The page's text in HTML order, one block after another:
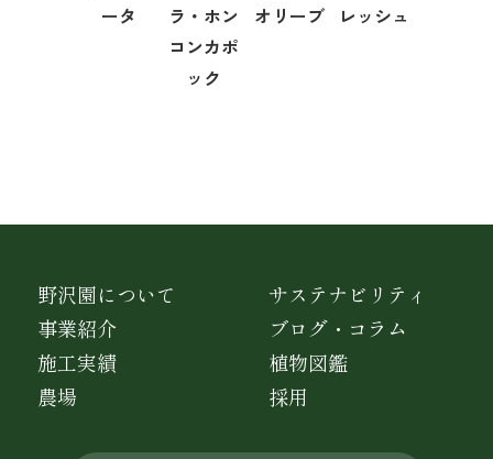
ータ
ラ・ホン
コンカポ
ック
オリーブ
レッシュ
野沢園について
事業紹介
施工実績
農場
サステナビリティ
ブログ・コラム
植物図鑑
採用